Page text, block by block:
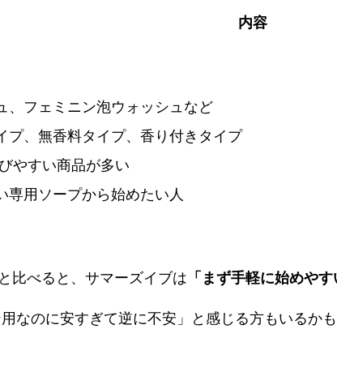
内容
、フェミニン泡ウォッシュなど
プ、無香料タイプ、香り付きタイプ
やすい商品が多い
専用ソープから始めたい人
比べると、サマーズイブは 「まず手軽に始めやす
なのに安すぎて逆に不安」と感じる方もいるかも